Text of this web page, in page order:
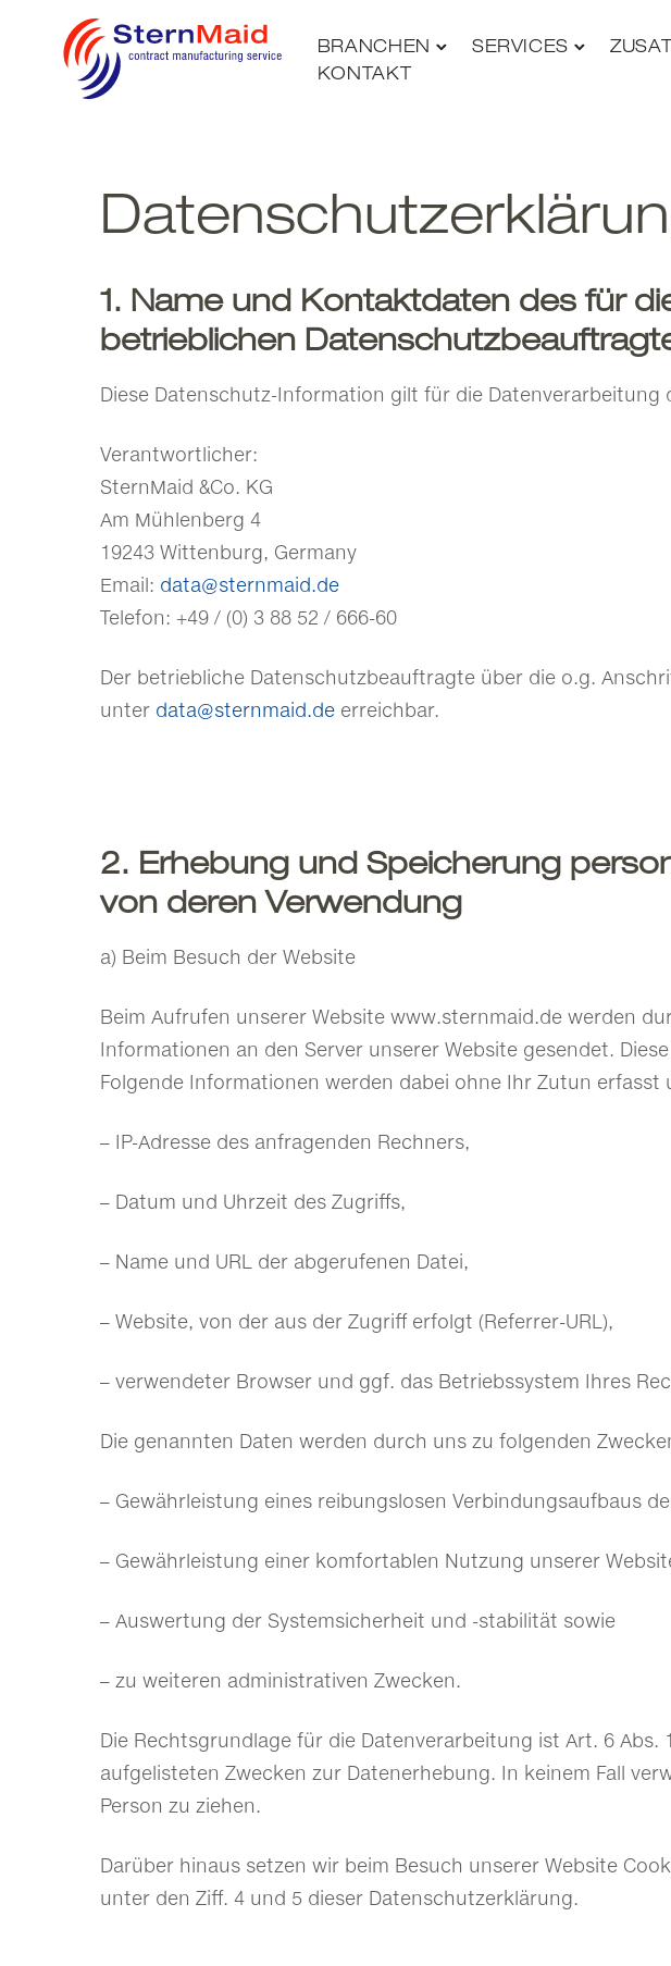
BRANCHEN SERVICES
KONTAKT
1. Name und Kontaktdaten des für
betrieblichen
Diese Datenschutz-Information gilt für die Datenverarbeitung
Verantwortlicher:
SternMaid &Co. KG
Am Mühlenberg 4
19243 Wittenburg, Germany
Email: data@sternmaid.de
Telefon: +49 / (0) 3 88 52 / 666-60
Der betriebliche Datenschutzbeauftragte über die o.g.
unter data@sternmaid.de erreichbar.
2. Erhebung und Speicherung
von deren Verwendung
a) Beim Besuch der Website
Beim Aufrufen unserer Website www.sternmaid.de werden
Informationen an den Server unserer Website gesendet.
Folgende Informationen werden dabei ohne Ihr Zutun
– IP-Adresse des anfragenden Rechners,
– Datum und Uhrzeit des Zugriffs,
– Name und URL der abgerufenen Datei,
– Website, von der aus der Zugriff erfolgt (Referrer-URL),
– verwendeter Browser und ggf. das Betriebssystem Ihres
Die genannten Daten werden durch uns zu folgenden
– Gewährleistung eines reibungslosen Verbindungsaufbaus
– Gewährleistung einer komfortablen Nutzung unserer
– Auswertung der Systemsicherheit und -stabilität sowie
– zu weiteren administrativen Zwecken.
Die Rechtsgrundlage für die Datenverarbeitung ist Art. 6
aufgelisteten Zwecken zur Datenerhebung. In keinem Fall
Person zu ziehen.
Darüber hinaus setzen wir beim Besuch unserer Website
unter den Ziff. 4 und 5 dieser Datenschutzerklärung.